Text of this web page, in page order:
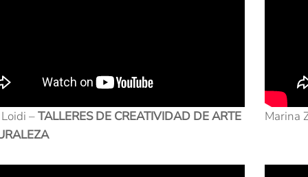
–TALLERES DE CREATIVIDAD DE ARTE
Marina